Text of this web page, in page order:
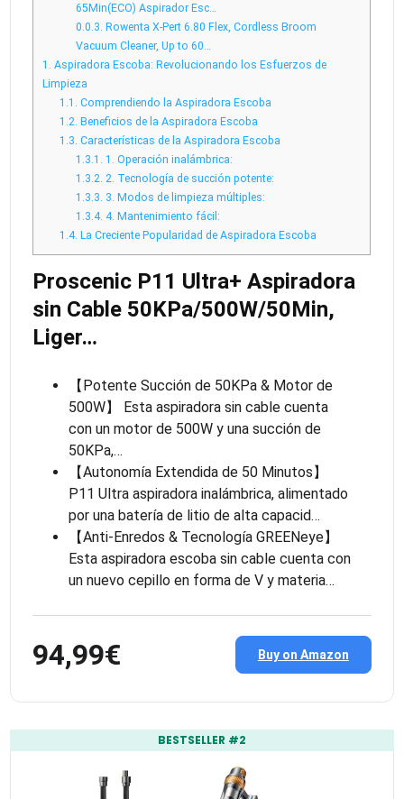
65Min(ECO) Aspirador Esc…
0.0.3. Rowenta X-Pert 6.80 Flex, Cordless Broom
Vacuum Cleaner, Up to 60…
1. Aspiradora Escoba: Revolucionando los Esfuerzos de
Limpieza
1.1. Comprendiendo la Aspiradora Escoba
1.2. Beneficios de la Aspiradora Escoba
1.3. Características de la Aspiradora Escoba
1.3.1. 1. Operación inalámbrica:
1.3.2. 2. Tecnología de succión potente:
1.3.3. 3. Modos de limpieza múltiples:
1.3.4. 4. Mantenimiento fácil:
1.4. La Creciente Popularidad de Aspiradora Escoba
Proscenic P11 Ultra+ Aspiradora
sin Cable 50KPa/500W/50Min,
Liger…
【Potente Succión de 50KPa & Motor de
500W】 Esta aspiradora sin cable cuenta
con un motor de 500W y una succión de
50KPa,…
【Autonomía Extendida de 50 Minutos】
P11 Ultra aspiradora inalámbrica, alimentado
por una batería de litio de alta capacid…
【Anti-Enredos & Tecnología GREENeye】
Esta aspiradora escoba sin cable cuenta con
un nuevo cepillo en forma de V y materia…
94,99€ Buy on Amazon
BESTSELLER #2